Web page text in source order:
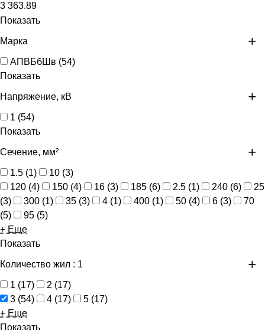
3 363.89
Показать
Марка
АПВБбШв (54)
Показать
Напряжение, кВ
1 (54)
Показать
Сечение, мм²
1.5 (1) 10 (3)
120 (4) 150 (4) 16 (3) 185 (6) 2.5 (1) 240 (6)
25
(3) 300 (1) 35 (3) 4 (1) 400 (1) 50 (4) 6 (3)
70
(5) 95 (5)
+ Еще
Показать
Количество жил : 1
1 (17) 2 (17)
3 (54) 4 (17) 5 (17)
+ Еще
Показать